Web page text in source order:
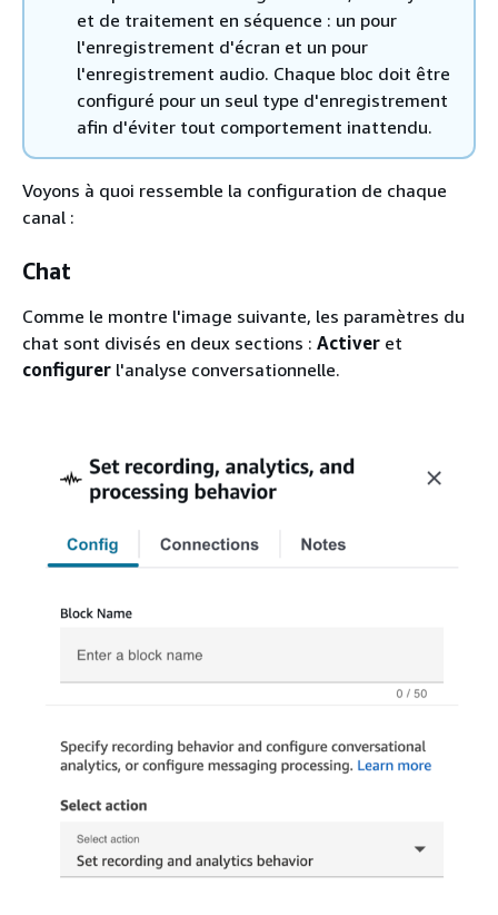
et de traitement en séquence : un pour
l'enregistrement d'écran et un pour
l'enregistrement audio. Chaque bloc doit être
configuré pour un seul type d'enregistrement
afin d'éviter tout comportement inattendu.
Voyons à quoi ressemble la configuration de chaque
canal :
Chat
Comme le montre l'image suivante, les paramètres du
chat sont divisés en deux sections : Activer et
configurer l'analyse conversationnelle.